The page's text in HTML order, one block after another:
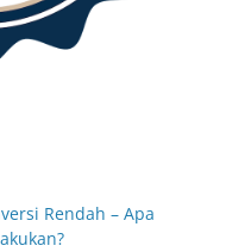
Rendah – Apa